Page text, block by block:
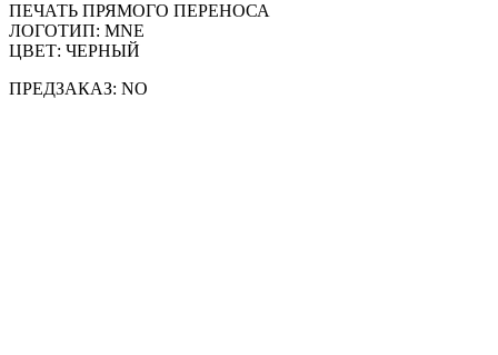
ПЕЧАТЬ ПРЯМОГО ПЕРЕНОСА
ЛОГОТИП: MNE
ЦВЕТ: ЧЕРНЫЙ
ПРЕДЗАКАЗ: NO